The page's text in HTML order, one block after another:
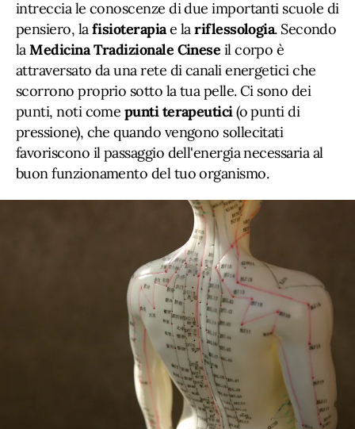
intreccia le conoscenze di due importanti scuole di
pensiero, lafisioterapiae lariflessologia. Secondo
laMedicina Tradizionale Cinese il corpo è
attraversato da una rete di canali energetici che
scorrono proprio sotto la tua pelle. Ci sono dei
punti, noti come punti terapeutici(o punti di
pressione), che quando vengono sollecitati
favoriscono il passaggio dell'energia necessaria al
buon funzionamento del tuo organismo.